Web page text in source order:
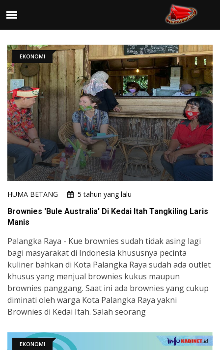
EKONOMI
HUMA BETANG
5 tahun yang lalu
Brownies 'Bule Australia' Di Kedai Itah Tangkiling Laris
Manis
Palangka Raya - Kue brownies sudah tidak asing lagi
bagi masyarakat di Indonesia khususnya pecinta
kuliner bahkan di Kota Palangka Raya sudah ada outlet
khusus yang menjual brownies kukus maupun
brownies panggang. Saat ini ada brownies yang cukup
diminati oleh warga Kota Palangka Raya yakni
Brownies di Kedai Itah. Salah seorang
EKONOMI